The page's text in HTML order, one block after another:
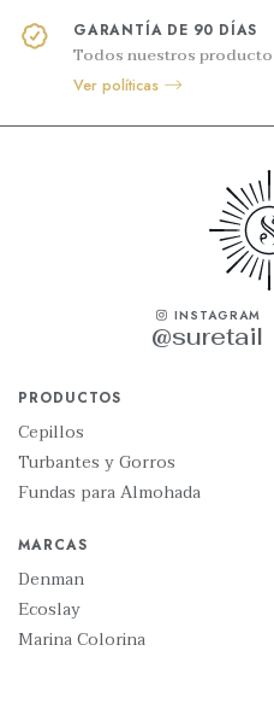
GARANTÍA DE 90 DÍAS
Todos nuestros
Ver políticas
INSTAGRAM
@suretail
PRODUCTOS
Cepillos
Turbantes y Gorros
Fundas para Almohada
MARCAS
Denman
Ecoslay
Marina Colorina